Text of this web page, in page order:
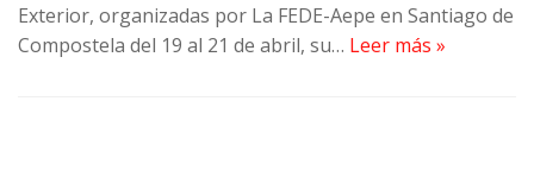
Exterior, organizadas por La FEDE-Aepe en Santiago de
Compostela del 19 al 21 de abril, su… Leer más »